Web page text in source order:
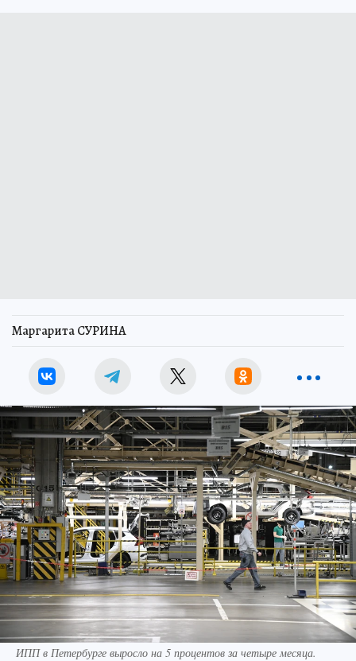
Маргарита СУРИНА
ИПП в Петербурге выросло на 5 процентов за четыре месяца.